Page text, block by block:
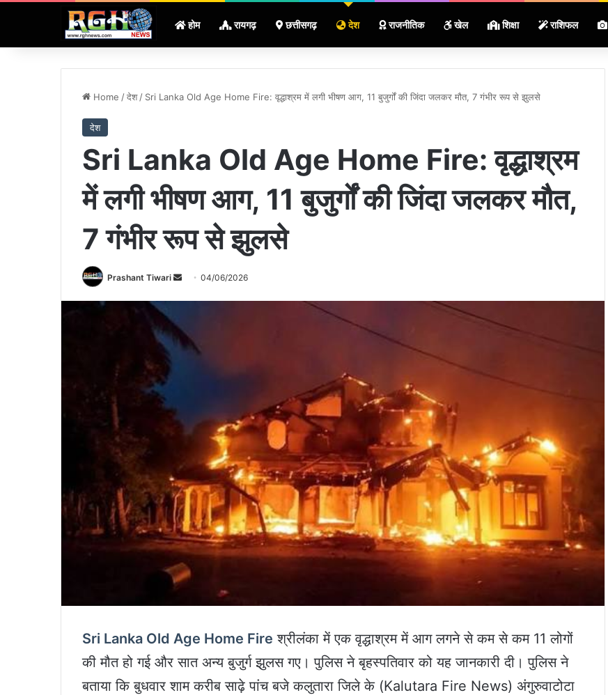
होम रायगढ़ छत्तीसगढ़ देश राजनीतिक खेल शिक्षा राशिफल
Home /देश / Sri Lanka Old Age Home Fire: वृद्धाश्रम में लगी भीषण आग, 11 बुजुर्गों की जिंदा जलकर मौत, 7 गंभीर रूप से झुलसे
देश
Sri Lanka Old Age Home Fire: वृद्धाश्रम
में लगी भीषण आग, 11 बुजुर्गों की जिंदा जलकर मौत,
7 गंभीर रूप से झुलसे
Prashant Tiwari
Send04/06/2026
Sri Lanka Old Age Home Fire श्रीलंका में एक वृद्धाश्रम में आग लगने से कम से कम 11 लोगों
की मौत हो गई और सात अन्य बुजुर्ग झुलस गए। पुलिस ने बृहस्पतिवार को यह जानकारी दी। पुलिस ने
बताया कि बुधवार शाम करीब साढ़े पांच बजे कलुतारा जिले के (Kalutara Fire News) अंगुरुवाटोटा